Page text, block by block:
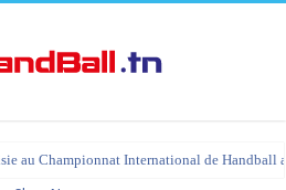
au Championnat International de Handball